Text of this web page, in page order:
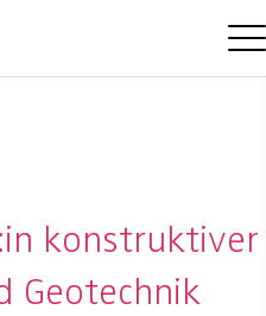
konstruktiver
Geotechnik